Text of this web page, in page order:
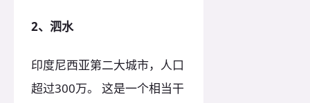
2、泗水
印度尼西亚第二大城市，人口
超过300万。 这是一个相当干